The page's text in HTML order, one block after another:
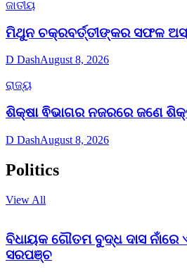
ଜାତୀୟ
ମିଥୁନ ଚକ୍ରବର୍ତ୍ତୀଙ୍କର ସଫଳ
D DashAugust 8, 2026
ରାଜ୍ୟ
ଶିକ୍ଷା ଵିଭାଗର ନଜରରେ ଜଣେ
D DashAugust 8, 2026
Politics
View All
ବିଧାୟକ ଗୌତମ ବୁଦ୍ଧ ଦାସ ନାଁରେ
ସରପଞ୍ଚ